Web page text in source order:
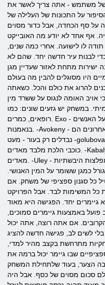
של משתמש - אתה צריך לאשר את
על התכונות של העלילה של
על סף הכחדה, אבל כדור מסוים
אף אחד לא יודע מה האובייקט
לו לישועה. אחרי כמה שנים,
לבנות עיר חדשה יחד. שהם לא
ישירות מתחת לאזור שעדיין מגן
היו מסוגלים להבין מה בעולם
להרוג את כולם והכל. כשאתה
אויב האומה לנגוס על ששרד מין
במשחק יש גזעים שונים: כמו
רופאים, כמרים. Exo - רובוטים מיוחדים שנלחמים על האנשים
בנאמנות. -Avokeny - חייזרים דומים מאוד לבני אדם. האחרונים הם
נבדלים רק בעור - מעט -golubovaty. -Padshie - שכירי חרב, נלחם כל
כוכבי הלכת מלבד מאדים. -Kabaly - גזע מתקדם שחי באופן בלעדי על
מאדים. -Uley - ירחי ומפלצות היבשתיות. -Veksy - בני עם המתנה של
כמגן ששומר על המין האנושי.
כל סגנון ספציפי של משחק. אם
כל המשימות לבד. אבל הפרויקט
גיימרים יחד. הפגישה היא מאוד
באמצעות גיימרים סמוכים,
אם אתה רוצה, אתה יכול
לשים לב, פגישה חדשה להציג
מתרחשת בקצב מהיר למדי,
שבו גיימר יכול ברמה את
הצער, בעוד שלתחילת המשחק
סכום מסוים של כסף. אבל היה